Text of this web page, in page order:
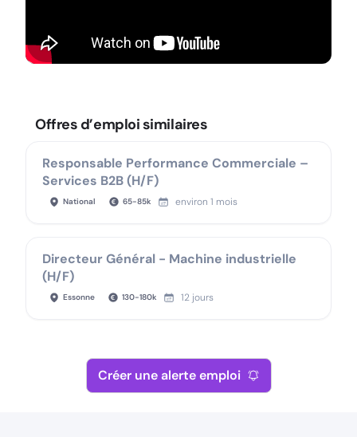
Offres d’emploi similaires
Responsable Performance Commerciale –
Services B2B (H/F)
National 65-85k environ 1 mois
Directeur Général - Machine industrielle
(H/F)
Essonne 130-180k 12 jours
Créer une alerte emploi